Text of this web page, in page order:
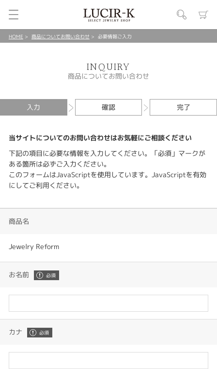
HOME 商品についてお問い合わせ 必要情報ご入力
INQUIRY
商品についてお問い合わせ
入力 確認 完了
当サイトについてのお問い合わせはお気軽にご相談ください
下記の項目に必要な情報を入力してください。「必須」マークが
ある箇所は必ずご入力ください。
このフォームはJavaScriptを使用しています。JavaScriptを有効
にしてご利用ください。
商品名
Jewelry Reform
お名前
カナ